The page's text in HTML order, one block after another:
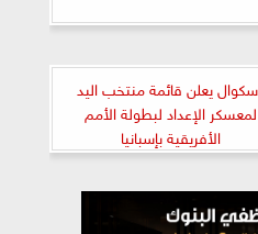
يعلن قائمة منتخب اليد
لمعسكر الإعداد لبطولة الأمم
الأفريقية بإسبانيا